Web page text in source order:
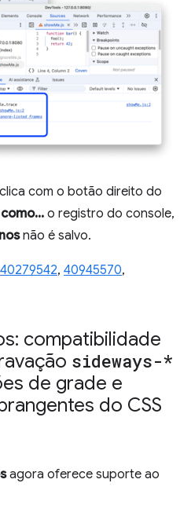
com o botão direito do
o registro do console,
não é salvo.
40279542, 40945570,
compatibilidade
sideways-*
de grade e
do CSS
agora oferece suporte ao